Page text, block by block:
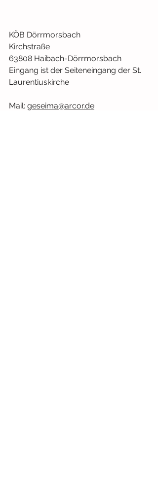
KÖB Dörrmorsbach
Kirchstraße
63808 Haibach-Dörrmorsbach
Eingang ist der Seiteneingang der St.
Laurentiuskirche
Mail: geseima@arcor.de